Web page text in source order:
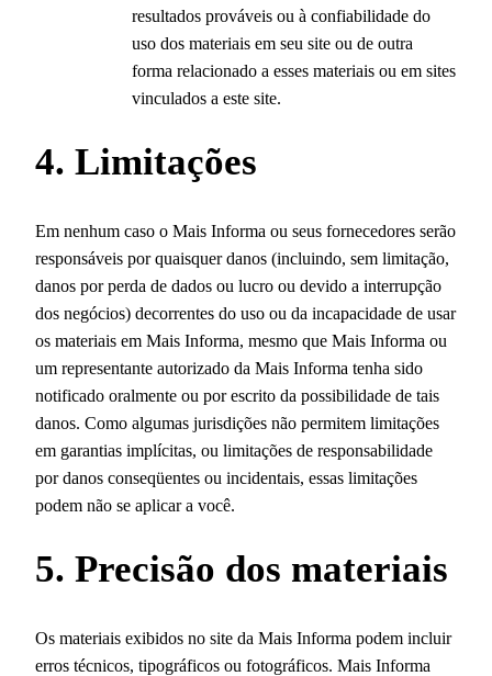
resultados prováveis ​​ou à confiabilidade do
uso dos materiais em seu site ou de outra
forma relacionado a esses materiais ou em sites
vinculados a este site.
4. Limitações
Em nenhum caso o Mais Informa ou seus fornecedores serão
responsáveis ​​por quaisquer danos (incluindo, sem limitação,
danos por perda de dados ou lucro ou devido a interrupção
dos negócios) decorrentes do uso ou da incapacidade de usar
os materiais em Mais Informa, mesmo que Mais Informa ou
um representante autorizado da Mais Informa tenha sido
notificado oralmente ou por escrito da possibilidade de tais
danos. Como algumas jurisdições não permitem limitações
em garantias implícitas, ou limitações de responsabilidade
por danos conseqüentes ou incidentais, essas limitações
podem não se aplicar a você.
5. Precisão dos materiais
Os materiais exibidos no site da Mais Informa podem incluir
erros técnicos, tipográficos ou fotográficos. Mais Informa